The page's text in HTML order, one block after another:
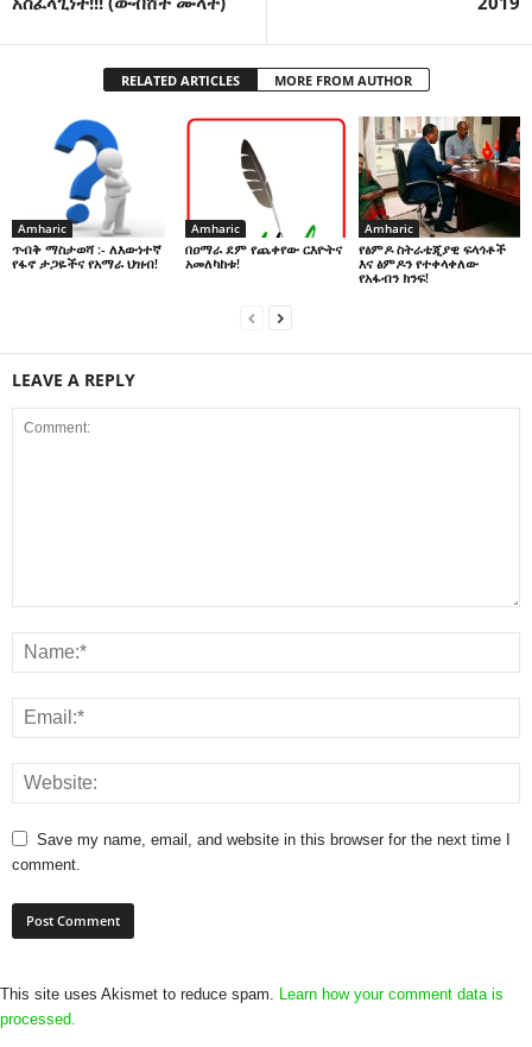
RELATED ARTICLES MORE FROM AUTHOR
Amharic
ጥብቅ ማስታወሻ :- ለእውነተኛ
የፋኖ ታጋዬችና የአማራ ህዝብ!
Amharic
በዐማራ ደም የጨቀየው ርእዮትና
አመለካከቱ!
Amharic
የፅምዶ ስትራቴጂያዊ ፍላጎቶች
እና ፅምዶን የተቀላቀለው
የአፋብን ክንፍ!
LEAVE A REPLY
Save my name, email, and website in this browser for the next time I
comment.
This site uses Akismet to reduce spam.
Learn how your comment data is
processed.